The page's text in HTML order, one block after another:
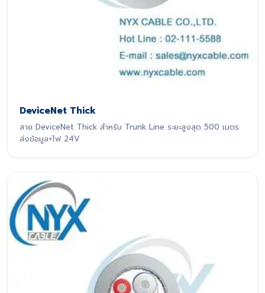
DeviceNet Thick
สาย DeviceNet Thick สำหรับ Trunk Line ระยะสูงสุด 500 เมตร
ส่งข้อมูล+ไฟ 24V